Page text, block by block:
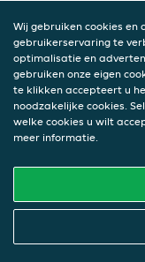
Piet Heinkade 61
1019 GM Amsterdam
Nederland
Bijgewerkte
Wij kunnen deze
reactie op
ontwikkelingen.
bijwerken, zullen
op de hoogte te
Wij gebruiken cookies en
gebruikerservaring te
optimalisatie en
gebruiken onze eigen
te klikken accepteert u
noodzakelijke cookies.
welke cookies u wilt
meer informatie.